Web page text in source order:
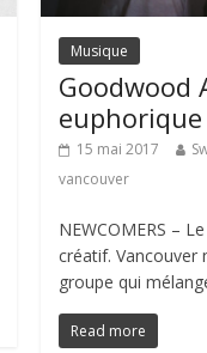
Musique
Goodwood
euphorique
15 mai 2017
vancouver
NEWCOMERS –
créatif.
groupe qui
Read more